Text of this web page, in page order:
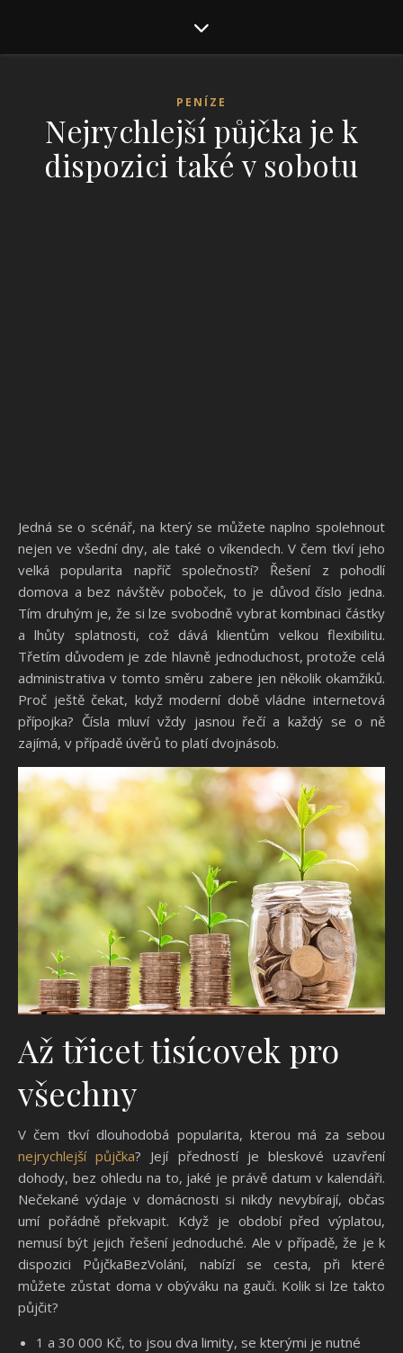
PENÍZE
Nejrychlejší půjčka je k
dispozici také v sobotu
Jedná se o scénář, na který se můžete naplno spolehnout
nejen ve všední dny, ale také o víkendech. V čem tkví jeho
velká popularita napříč společností? Řešení z pohodlí
domova a bez návštěv poboček, to je důvod číslo jedna.
Tím druhým je, že si lze svobodně vybrat kombinaci částky
a lhůty splatnosti, což dává klientům velkou flexibilitu.
Třetím důvodem je zde hlavně jednoduchost, protože celá
administrativa v tomto směru zabere jen několik okamžiků.
Proč ještě čekat, když moderní době vládne internetová
přípojka? Čísla mluví vždy jasnou řečí a každý se o ně
zajímá, v případě úvěrů to platí dvojnásob.
Až třicet tisícovek pro
všechny
V čem tkví dlouhodobá popularita, kterou má za sebou
nejrychlejší půjčka? Její předností je bleskové uzavření
dohody, bez ohledu na to, jaké je právě datum v kalendáři.
Nečekané výdaje v domácnosti si nikdy nevybírají, občas
umí pořádně překvapit. Když je období před výplatou,
nemusí být jejich řešení jednoduché. Ale v případě, že je k
dispozici PůjčkaBezVolání, nabízí se cesta, při které
můžete zůstat doma v obýváku na gauči. Kolik si lze takto
půjčit?
1 a 30 000 Kč, to jsou dva limity, se kterými je nutné